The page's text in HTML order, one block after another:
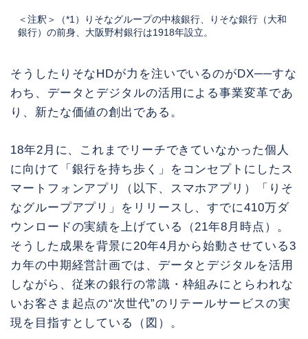
＜注釈＞（*1）りそなグループの中核銀行、りそな銀行（大和
銀行）の前身、大阪野村銀行は1918年設立。
そうしたりそなHDが力を注いでいるのがDX──すな
わち、データとデジタルの活用による事業変革であ
り、新たな価値の創出である。
18年2月に、これまでリーチできていなかった個人
に向けて「銀行を持ち歩く」をコンセプトにしたス
マートフォンアプリ（以下、スマホアプリ）「りそ
なグループアプリ」をリリースし、すでに410万ダ
ウンロードの実績を上げている（21年8月時点）。
そうした成果を背景に20年4月から始動させている3
カ年の中期経営計画では、データとデジタルを活用
しながら、従来の銀行の常識・枠組みにとらわれな
いお客さま起点の“次世代”のリテールサービスの実
現を目指すとしている（図）。